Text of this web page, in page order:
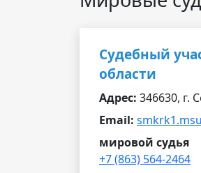
Судебный
области
Адрес: 346630, г.
Email:
мировой судья
+7 (863) 564-2464